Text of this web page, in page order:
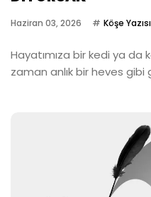
Haziran 03, 2026 Köşe Yazısı
Hayatımıza bir kedi ya
zaman anlık bir heves gibi